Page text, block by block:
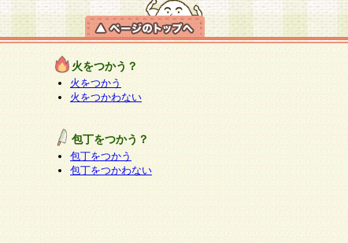
火をつかう？
火をつかう
火をつかわない
包丁をつかう？
包丁をつかう
包丁をつかわない